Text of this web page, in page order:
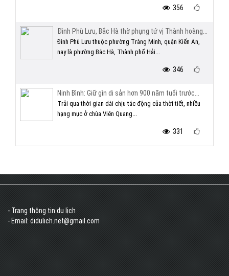
356
Đình Phù Lưu, Bắc Hà thờ phụng tứ vị Thành hoàng...
Đình Phù Lưu thuộc phường Tràng Minh, quận Kiến An,
nay là phường Bắc Hà, Thành phố Hải...
346
Ninh Bình: Giữ gìn di sản hơn 900 năm tuổi trước...
Trải qua thời gian dài chịu tác động của thời tiết, nhiều
hạng mục ở chùa Viên Quang...
331
- Trang thông tin du lịch
- Email: didulich.net@gmail.com